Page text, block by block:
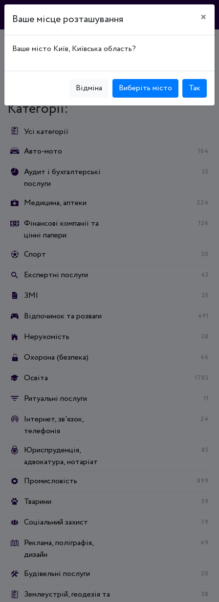
Каталог підприємств
Магазины, торговые центры, опт
Продукты, напитки, табак
Кондитерські вироби
Категорії:
Усі категорії
Авто-мото
104
Аудит і бухгалтерські
послуги
35
Медицина, аптеки 224
Фінансові компанії та
цінні папери
126
Спорт 30
Експертні послуги 43
ЗМІ 25
Відпочинок та розваги 491
Нерухомість 38
Охорона (безпека) 66
Освіта 1783
Ритуальні послуги 11
Інтернет, зв'язок,
телефонія
24
Юриспруденція,
адвокатура, нотаріат
85
Промисловість 899
Тварини 39
Соціальний захист 79
Реклама, поліграфія,
дизайн
49
Будівельні послуги 20
Землеустрій, геодезія та
38
Ваше місце розташування ×
Ваше місто Київ, Київська область?
Відміна Виберіть місто Так